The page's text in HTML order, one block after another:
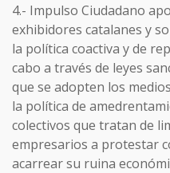
4.- Impulso Ciudadano
exhibidores catalanes y
la política coactiva y de
cabo a través de leyes
que se adopten los
la política de
colectivos que tratan de
empresarios a protestar
acarrear su ruina